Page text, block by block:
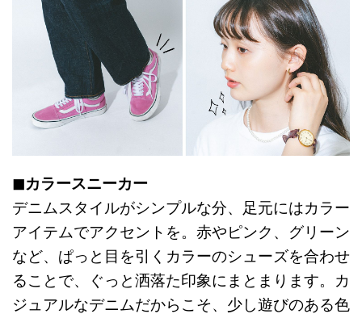
◼︎カラースニーカー
デニムスタイルがシンプルな分、足元にはカラー
アイテムでアクセントを。赤やピンク、グリーン
など、ぱっと目を引くカラーのシューズを合わせ
ることで、ぐっと洒落た印象にまとまります。カ
ジュアルなデニムだからこそ、少し遊びのある色